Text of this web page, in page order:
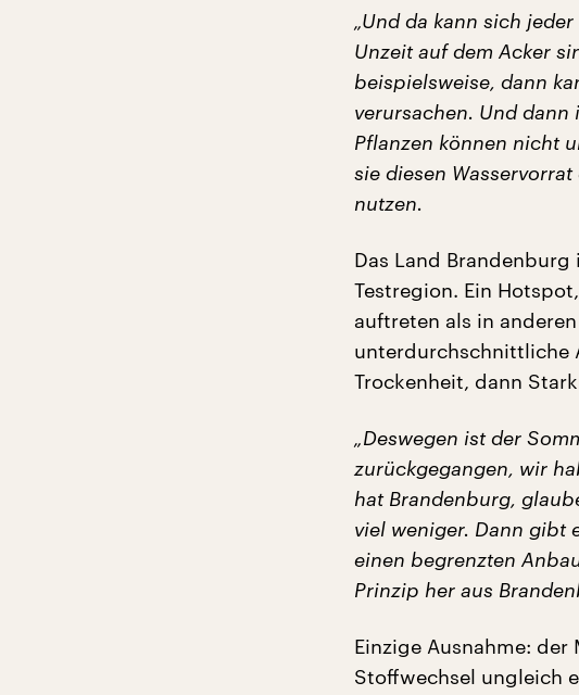
„Und da kann sich
Unzeit auf dem Acker
beispielsweise, dann
verursachen. Und
Pflanzen können nicht
sie diesen
nutzen.
Das Land
Testregion. Ein
auftreten als in
unterdurchschnittliche
Trockenheit, dann
„Deswegen ist der
zurückgegangen, wir
hat Brandenburg,
viel weniger. Dann gibt
einen begrenzten
Prinzip her aus
Einzige Ausnahme: der
Stoffwechsel ungleich